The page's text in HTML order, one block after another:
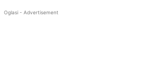
Oglasi - Advertisement